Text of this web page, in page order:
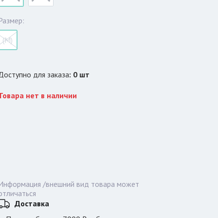
(M)
для заказа: 0 шт
нет в наличии
/внешний вид товара может
Доставка